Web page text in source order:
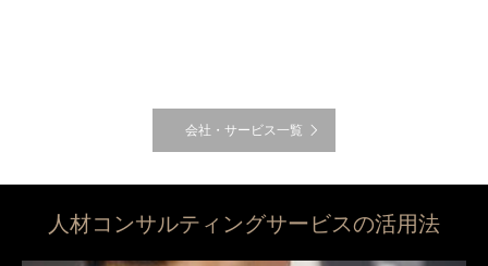
会社・サービス一覧
人材コンサルティングサービスの活用法